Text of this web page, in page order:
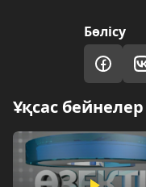
Бөлісу
Ұқсас бейнелер